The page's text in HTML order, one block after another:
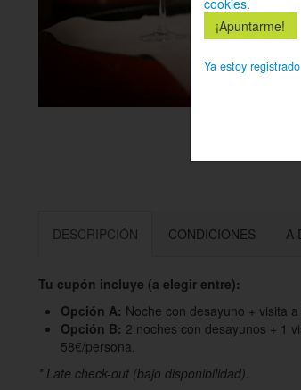
DESCRIPCIÓN CONDICIONES A
Tu cupón incluye (a elegir entre):
Opción A: Noche con desayuno + visita
Opción B: 2 noches con desayunos + 1
58€/persona.
* Late check-out (bajo disponibilidad).
cookies.
Ya estoy registrado